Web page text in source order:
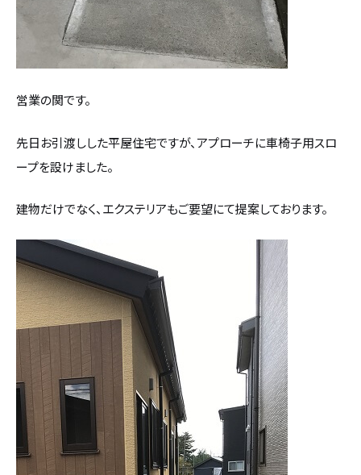
不動産情報
無料相談
営業の関です。
先日お引渡しした平屋住宅ですが、アプローチに車椅子用スロ
ープを設けました。
建物だけでなく、エクステリアもご要望にて提案しております。